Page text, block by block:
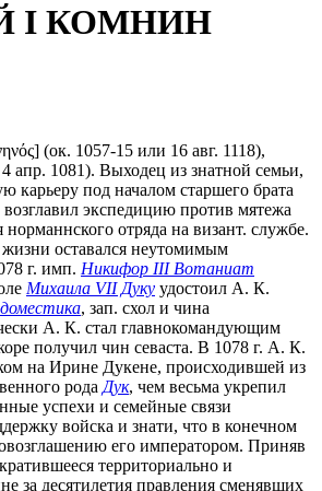
I КОМНИН
(ок. 1057-15 или 16 авг. 1118),
апр. 1081). Выходец из знатной семьи,
карьеру под началом старшего брата
экспедицию против мятежа
норманнского отряда на визант. службе.
оставался неутомимым
г. имп. Никифор III Вотаниат
Михаила VII Дуку удостоил А. К.
доместика, зап. схол и чина
А. К. стал главнокомандующим
получил чин севаста. В 1078 г. А. К.
на Ирине Дукене, происходившей из
рода Дук, чем весьма укрепил
успехи и семейные связи
войска и знати, что в конечном
его императором. Приняв
территориально и
за десятилетия правления сменявших